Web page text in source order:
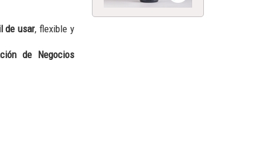
de usar, flexible y
de Negocios